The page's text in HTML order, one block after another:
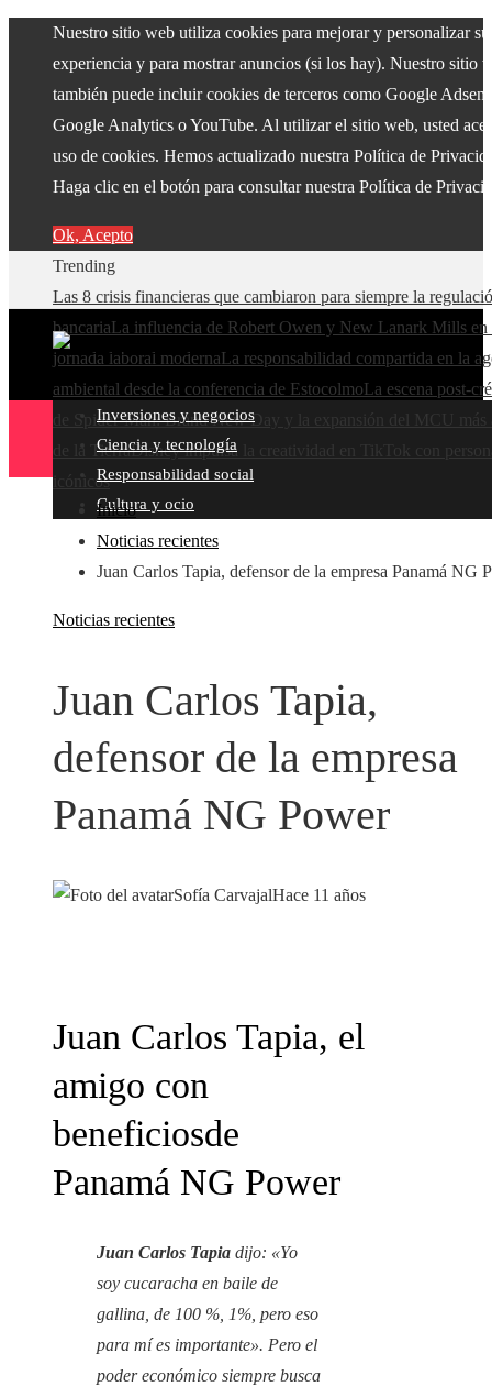
Nuestro sitio web utiliza cookies para mejorar y personalizar su
experiencia y para mostrar anuncios (si los hay). Nuestro sitio
también puede incluir cookies de terceros como Google
Google Analytics o YouTube. Al utilizar el sitio web, usted
uso de cookies. Hemos actualizado nuestra Política de
Haga clic en el botón para consultar nuestra Política de
Ok, Acepto
Trending
Las 8 crisis financieras que cambiaron para siempre la
bancariaLa influencia de Robert Owen y New Lanark Mills en
jornada laboral modernaLa responsabilidad compartida en la
ambiental desde la conferencia de EstocolmoLa escena post-
de Spider-Man: Brand New Day y la expansión del MCU más
de la TierraDisney impulsa la creatividad en TikTok con
icónicos
Inversiones y negocios
Ciencia y tecnología
Responsabilidad social
Cultura y ocio
Inicio
Noticias recientes
Juan Carlos Tapia, defensor de la empresa Panamá NG
Noticias recientes
Juan Carlos Tapia,
defensor de la empresa
Panamá NG Power
Sofía CarvajalHace 11 años
Juan Carlos Tapia, el
amigo con
beneficiosde
Panamá NG Power
Juan Carlos Tapia dijo: «Yo
soy cucaracha en baile de
gallina, de 100 %, 1%, pero eso
para mí es importante». Pero el
poder económico siempre busca